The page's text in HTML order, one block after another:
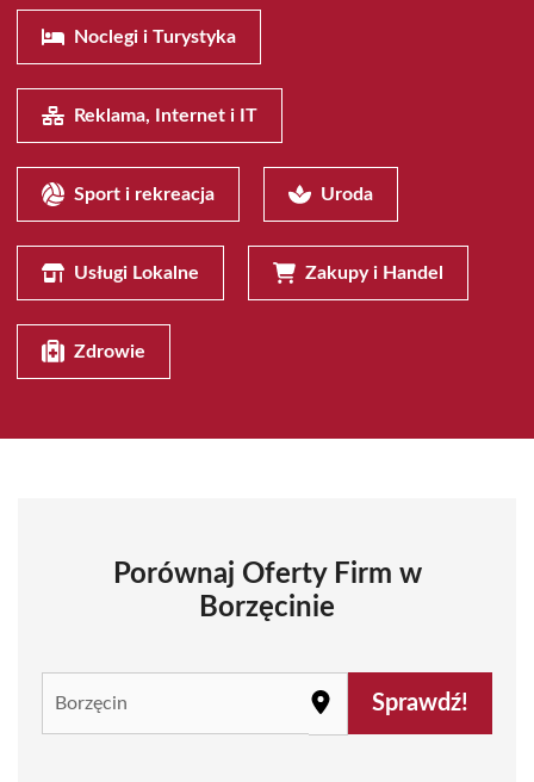
Noclegi i Turystyka
Reklama, Internet i IT
Sport i rekreacja Uroda
Usługi Lokalne Zakupy i Handel
Zdrowie
Porównaj Oferty Firm w
Borzęcinie
Sprawdź!